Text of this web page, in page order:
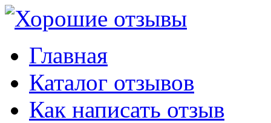
Главная
Каталог отзывов
Как написать отзыв